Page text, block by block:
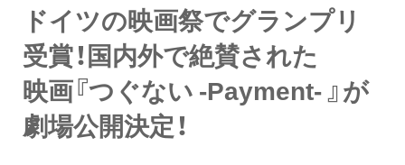
ドイツの映画祭でグランプリ
受賞！国内外で絶賛された
映画『つぐない -Payment- 』が
劇場公開決定！